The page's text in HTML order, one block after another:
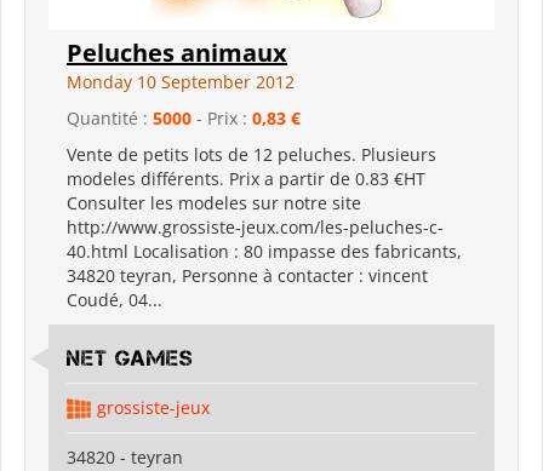
Peluches animaux
Monday 10 September 2012
Quantité : 5000 - Prix : 0,83 €
Vente de petits lots de 12 peluches. Plusieurs
modeles différents. Prix a partir de 0.83 €HT
Consulter les modeles sur notre site
http://www.grossiste-jeux.com/les-peluches-c-
40.html Localisation : 80 impasse des fabricants,
34820 teyran, Personne à contacter : vincent
Coudé, 04...
Net Games
grossiste-jeux
34820 - teyran